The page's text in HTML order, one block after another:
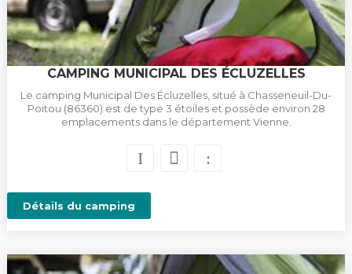
CAMPING MUNICIPAL DES ÉCLUZELLES
Le camping Municipal Des Écluzelles, situé à Chasseneuil-Du-
Poitou (86360) est de type 3 étoiles et possède environ 28
emplacements dans le département Vienne.
Détails du camping